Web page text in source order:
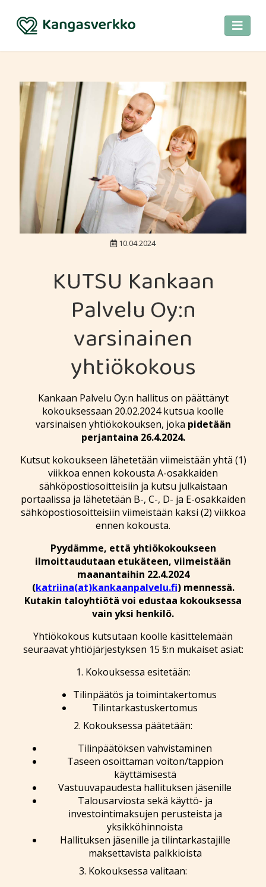
10.04.2024
KUTSU Kankaan
Palvelu Oy:n
varsinainen
yhtiökokous
Kankaan Palvelu Oy:n hallitus on päättänyt
kokouksessaan 20.02.2024 kutsua koolle
varsinaisen yhtiökokouksen, joka pidetään
perjantaina 26.4.2024.
Kutsut kokoukseen lähetetään viimeistään yhtä (1)
viikkoa ennen kokousta A-osakkaiden
sähköpostiosoitteisiin ja kutsu julkaistaan
portaalissa ja lähetetään B-, C-, D- ja E-osakkaiden
sähköpostiosoitteisiin viimeistään kaksi (2) viikkoa
ennen kokousta.
Pyydämme, että yhtiökokoukseen
ilmoittaudutaan etukäteen, viimeistään
maanantaihin 22.4.2024
(katriina(at)kankaanpalvelu.fi) mennessä.
Kutakin taloyhtiötä voi edustaa kokouksessa
vain yksi henkilö.
Yhtiökokous kutsutaan koolle käsittelemään
seuraavat yhtiöjärjestyksen 15 §:n mukaiset asiat:
1. Kokouksessa esitetään:
Tilinpäätös ja toimintakertomus
Tilintarkastuskertomus
2. Kokouksessa päätetään:
Tilinpäätöksen vahvistaminen
Taseen osoittaman voiton/tappion
käyttämisestä
Vastuuvapaudesta hallituksen jäsenille
Talousarviosta sekä käyttö- ja
investointimaksujen perusteista ja
yksikköhinnoista
Hallituksen jäsenille ja tilintarkastajille
maksettavista palkkioista
3. Kokouksessa valitaan: